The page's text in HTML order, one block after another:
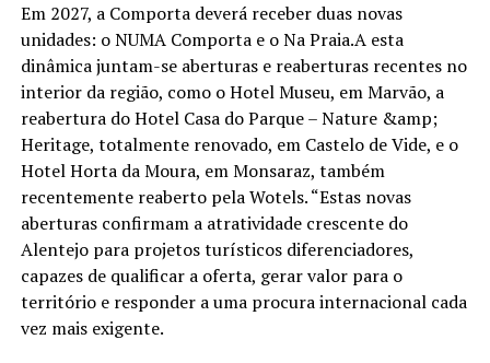
Em 2027, a Comporta deverá receber duas novas
unidades: o NUMA Comporta e o Na Praia.A esta
dinâmica juntam-se aberturas e reaberturas recentes no
interior da região, como o Hotel Museu, em Marvão, a
reabertura do Hotel Casa do Parque – Nature &amp;
Heritage, totalmente renovado, em Castelo de Vide, e o
Hotel Horta da Moura, em Monsaraz, também
recentemente reaberto pela Wotels. “Estas novas
aberturas confirmam a atratividade crescente do
Alentejo para projetos turísticos diferenciadores,
capazes de qualificar a oferta, gerar valor para o
território e responder a uma procura internacional cada
vez mais exigente.